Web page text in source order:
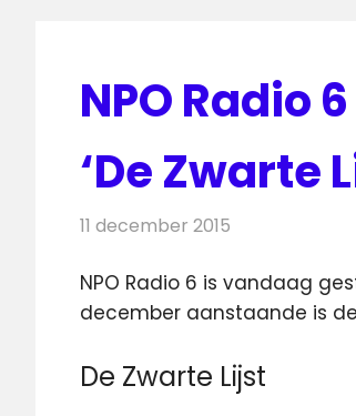
NPO Radio
‘De Zwarte
11 december 2015
NPO Radio 6 is vandaag
december aanstaande is
De Zwarte Lijst